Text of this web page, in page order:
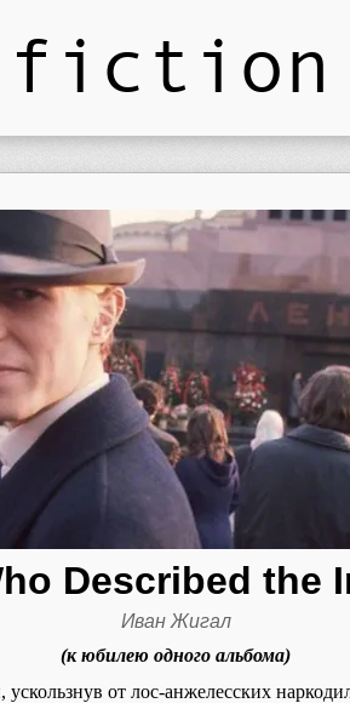
Described the
Иван Жигал
(к юбилею одного альбома)
от лос-анжелесских